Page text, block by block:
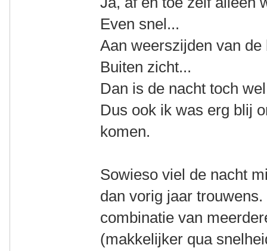
Even snel...
Aan weerszijden van de
Buiten zicht...
Dan is de nacht toch
Dus ook ik was erg blij
komen.
Sowieso viel de nacht
dan vorig jaar
combinatie van
(makkelijker qua